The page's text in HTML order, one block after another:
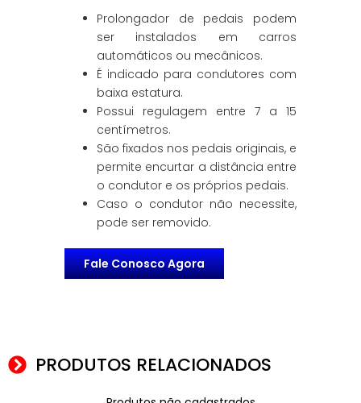
Prolongador de pedais podem
ser instalados em carros
automáticos ou mecânicos.
É indicado para condutores com
baixa estatura.
Possui regulagem entre 7 a 15
centímetros.
São fixados nos pedais originais, e
permite encurtar a distância entre
o condutor e os próprios pedais.
Caso o condutor não necessite,
pode ser removido.
Fale Conosco Agora
PRODUTOS RELACIONADOS